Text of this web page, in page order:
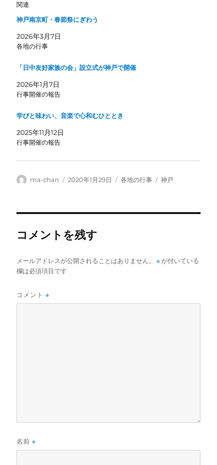
関連
神戸南京町・春節祭にぎわう
2026年3月7日
各地の行事
「日中友好家族の会」設立式が神戸で開催
2026年1月7日
行事開催の報告
学びと味わい、音楽で心和むひととき
2025年11月12日
行事開催の報告
投
ma-chan
投
2020年1月29日
カ
各地の行事
タ
神戸
コメントを残す
メールアドレスが公開されることはありません。 ※ が付いている
欄は必須項目です
コメント※
名前※